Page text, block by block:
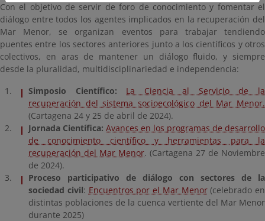
Con el objetivo de servir de foro de conocimiento y fomentar el
diálogo entre todos los agentes implicados en la recuperación del
Mar Menor, se organizan eventos para trabajar tendiendo
puentes entre los sectores anteriores junto a los científicos y otros
colectivos, en aras de mantener un diálogo fluido, y siempre
desde la pluralidad, multidisciplinariedad e independencia:
Simposio Científico: La Ciencia al Servicio de la
recuperación del sistema socioecológico del Mar Menor.
(Cartagena 24 y 25 de abril de 2024).
Jornada Científica: Avances en los programas de desarrollo
de conocimiento científico y herramientas para la
recuperación del Mar Menor. (Cartagena 27 de Noviembre
de 2024).
Proceso participativo de diálogo con sectores de la
sociedad civil: Encuentros por el Mar Menor(celebrado en
distintas poblaciones de la cuenca vertiente del Mar Menor
durante 2025)